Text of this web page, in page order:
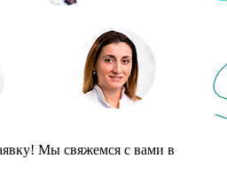
Мы свяжемся с вами в